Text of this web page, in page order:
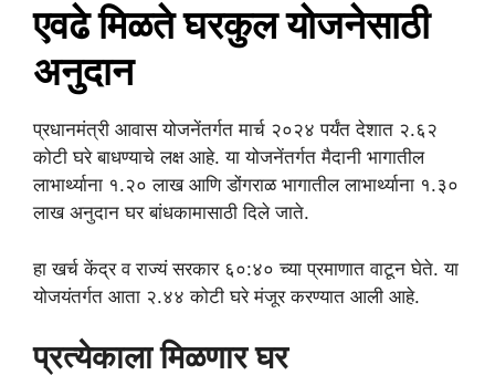
एवढे मिळते घरकुल योजनेसाठी
अनुदान
प्रधानमंत्री आवास योजनेंतर्गत मार्च २०२४ पर्यंत देशात २.६२
कोटी घरे बाधण्याचे लक्ष आहे. या योजनेंतर्गत मैदानी भागातील
लाभार्थ्याना १.२० लाख आणि डोंगराळ भागातील लाभार्थ्याना १.३०
लाख अनुदान घर बांधकामासाठी दिले जाते.
हा खर्च केंद्र व राज्यं सरकार ६०:४० च्या प्रमाणात वाटून घेते. या
योजयंतर्गत आता २.४४ कोटी घरे मंजूर करण्यात आली आहे.
प्रत्येकाला मिळणार घर